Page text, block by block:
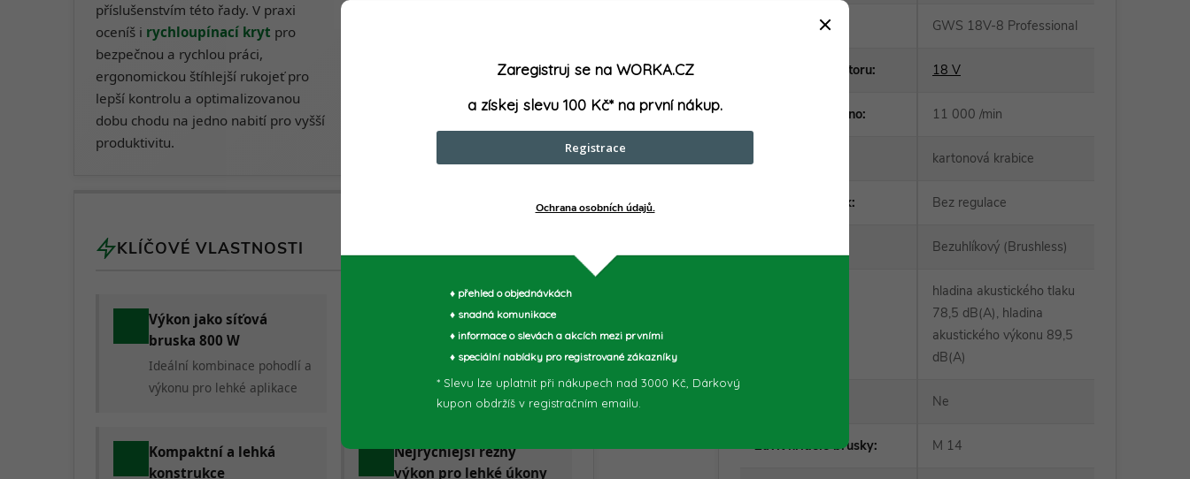
příslušenstvím této řady. V praxi
oceníš i rychloupínací kryt pro
bezpečnou a rychlou práci,
ergonomickou štíhlejší rukojeť pro
lepší kontrolu a optimalizovanou
dobu chodu na jedno nabití pro vyšší
produktivitu.
KLÍČOVÉ VLASTNOSTI
Výkon jako síťová
bruska 800 W
Ideální kombinace pohodlí a
výkonu pro lehké aplikace
Bezuhlíkový motor
Vyšší účinnost, delší
životnost a méně údržby
Kompaktní a lehká
konstrukce
Nejrychlejší řezný
výkon pro lehké úkony
GWS 18V-8 Professional
Napětí akumulátoru: 18 V
Otáčky naprázdno: 11 000 /min
kartonová krabice
Regulace otáček: Bez regulace
Bezuhlíkový (Brushless)
hladina akustického tlaku
78,5 dB(A), hladina
akustického výkonu 89,5
dB(A)
Ne
Závit hřídele brusky: M 14
Zaregistruj se na WORKA.CZ
a získej slevu 100 Kč* na první nákup.
Registrace
Ochrana osobních údajů.
♦ přehled o objednávkách
♦ snadná komunikace
♦ informace o slevách a akcích mezi prvními
♦ speciální nabídky pro registrované zákazníky
* Slevu lze uplatnit při nákupech nad 3000 Kč, Dárkový
kupon obdržíš v registračním emailu.